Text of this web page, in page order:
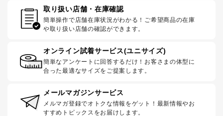
取り扱い店舗・在庫確認
簡単操作で店舗在庫状況がわかる！ご希望商品の在庫
や取り扱い店舗の確認ができます。
オンライン試着サービス(ユニサイズ)
簡単なアンケートに回答するだけ！お客さまの体型に
合った最適なサイズをご提案します。
メールマガジンサービス
メルマガ登録でオトクな情報をゲット！最新情報やお
すすめトピックスをお届けします。